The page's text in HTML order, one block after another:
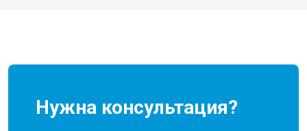
Нужна консультация?